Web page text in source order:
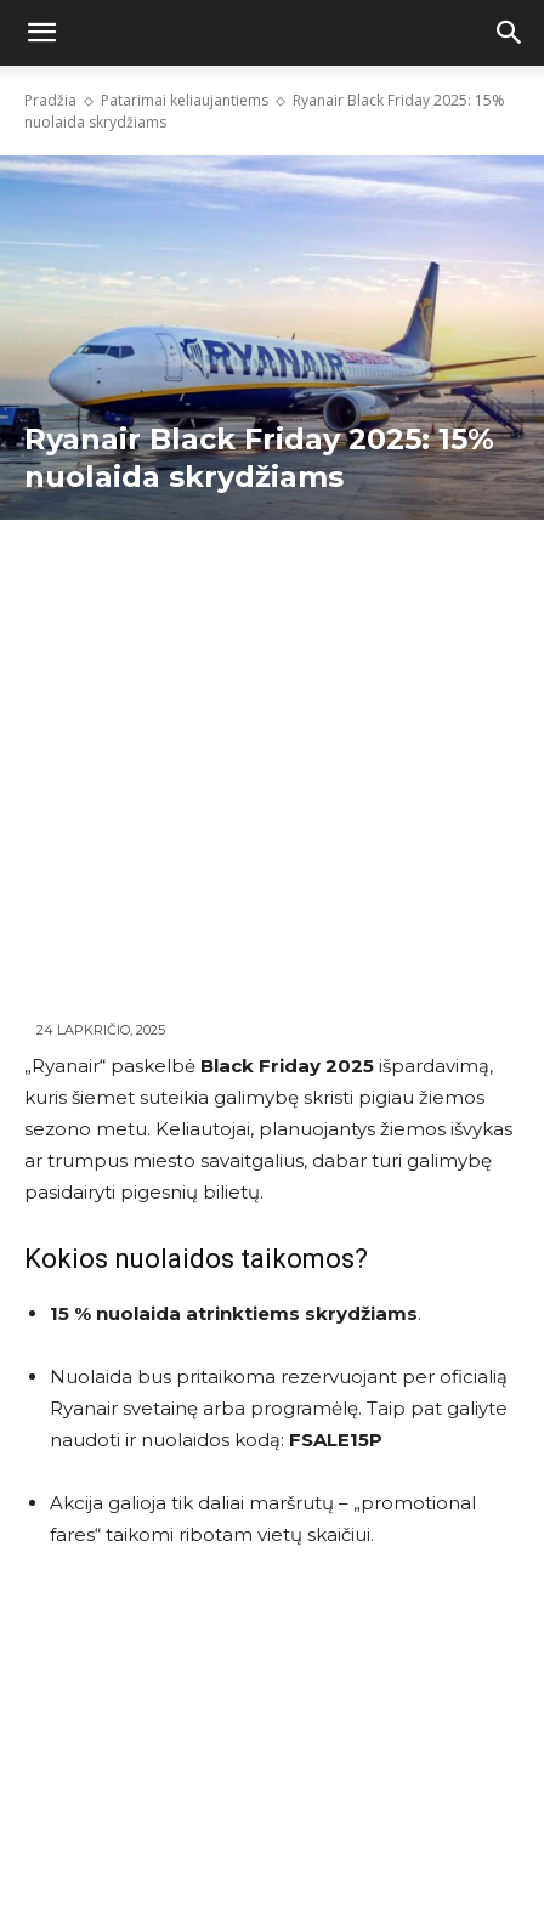
Pradžia Patarimai keliaujantiems
Ryanair Black Friday 2025: 15%
nuolaida skrydžiams
Ryanair Black Friday 2025: 15%
nuolaida skrydžiams
24 LAPKRIČIO, 2025
„Ryanair“ paskelbė Black Friday 2025 išpardavimą,
kuris šiemet suteikia galimybę skristi pigiau žiemos
sezono metu. Keliautojai, planuojantys žiemos išvykas
ar trumpus miesto savaitgalius, dabar turi galimybę
pasidairyti pigesnių bilietų.
Kokios nuolaidos taikomos?
15 % nuolaida atrinktiems skrydžiams.
Nuolaida bus pritaikoma rezervuojant per oficialią
Ryanair svetainę arba programėlę. Taip pat galiyte
naudoti ir nuolaidos kodą: FSALE15P
Akcija galioja tik daliai maršrutų – „promotional
fares“ taikomi ribotam vietų skaičiui.